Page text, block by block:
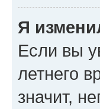
Я
Если вы
летнего
значит,